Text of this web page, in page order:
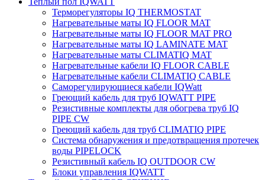
Терморегуляторы IQ THERMOSTAT
Нагревательные маты IQ FLOOR MAT
Нагревательные маты IQ FLOOR MAT PRO
Нагревательные маты IQ LAMINATE MAT
Нагревательные маты CLIMATIQ MAT
Нагревательные кабели IQ FLOOR CABLE
Нагревательные кабели CLIMATIQ CABLE
Саморегулирующиеся кабели IQWatt
Греющий кабель для труб IQWATT PIPE
Резистивные комплекты для обогрева труб IQ
PIPE CW
Греющий кабель для труб CLIMATIQ PIPE
Система обнаружения и предотвращения протечек
воды PIPELOCK
Резистивный кабель IQ OUTDOOR CW
Блоки управления IQWATT